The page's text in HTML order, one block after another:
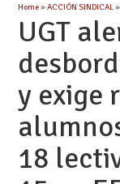
Home»ACCIÓN SINDICAL»
UGT
y exige
18